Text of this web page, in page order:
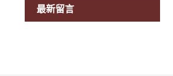
最新留言